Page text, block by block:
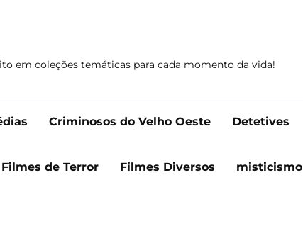
em coleções temáticas para cada momento da vida!
Criminosos do Velho Oeste Detetives
Filmes de Terror Filmes Diversos misticismo